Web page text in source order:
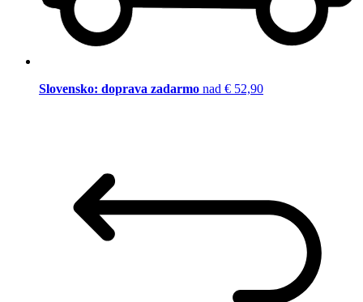
Slovensko: doprava zadarmo nad € 52,90